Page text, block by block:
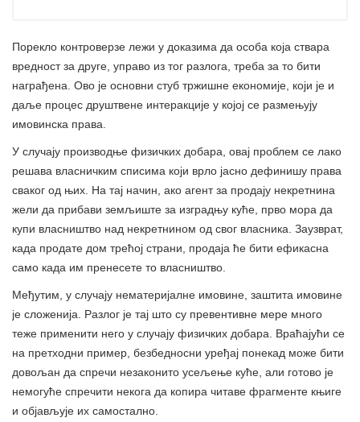
Порекло контроверзе лежи у доказима да особа која ствара
вредност за друге, управо из тог разлога, треба за то бити
награђена. Ово је основни стуб тржишне економије, који је и
даље процес друштвене интеракције у којој се размењују
имовинска права.
У случају производње физичких добара, овај проблем се лако
решава власничким списима који врло јасно дефинишу права
сваког од њих. На тај начин, ако агент за продају некретнина
жели да прибави земљиште за изградњу куће, прво мора да
купи власништво над некретнином од свог власника. Заузврат,
када продате дом трећој страни, продаја ће бити ефикасна
само када им пренесете то власништво.
Међутим, у случају нематеријалне имовине, заштита имовине
је сложенија. Разлог је тај што су превентивне мере много
теже применити него у случају физичких добара. Враћајући се
на претходни пример, безбедносни уређај понекад може бити
довољан да спречи незаконито усељење куће, али готово је
немогуће спречити некога да копира читаве фрагменте књиге
и објављује их самостално.